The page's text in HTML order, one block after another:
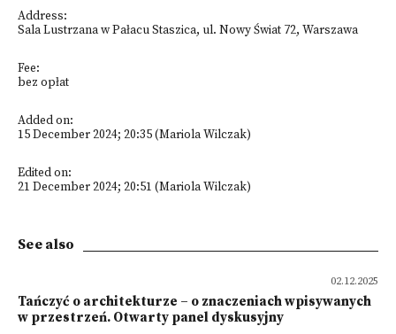
Address:
Sala Lustrzana w Pałacu Staszica, ul. Nowy Świat 72, Warszawa
Fee:
bez opłat
Added on:
15 December 2024; 20:35 (Mariola Wilczak)
Edited on:
21 December 2024; 20:51 (Mariola Wilczak)
See also
02.12.2025
Tańczyć o architekturze – o znaczeniach wpisywanych
w przestrzeń. Otwarty panel dyskusyjny